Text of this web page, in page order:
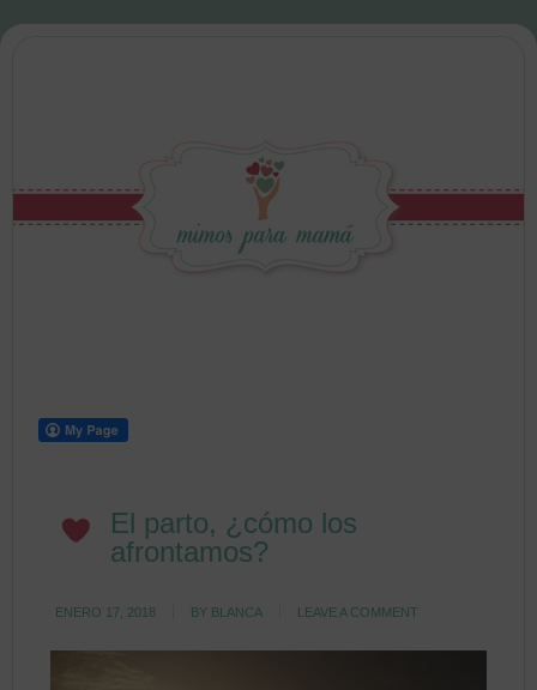
El parto, ¿cómo los
afrontamos?
ENERO 17, 2018 BY BLANCA LEAVE A COMMENT